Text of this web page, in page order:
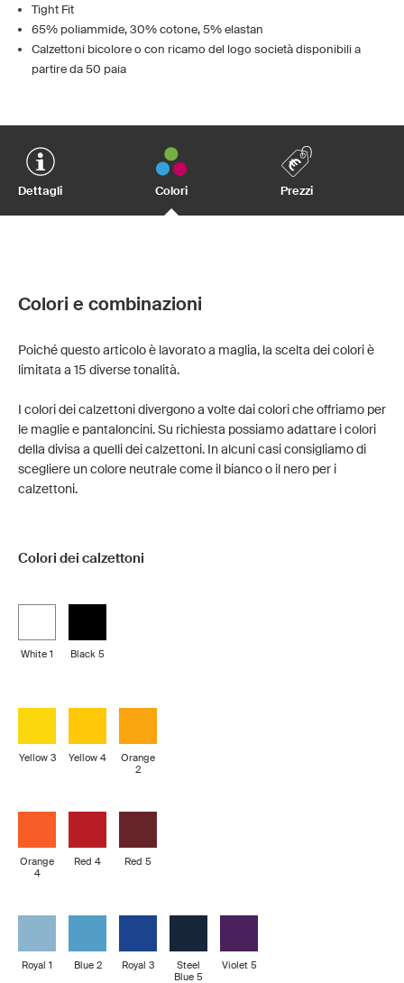
Tight Fit
65% poliammide, 30% cotone, 5% elastan
Calzettoni bicolore o con ricamo del logo società disponibili a
partire da 50 paia
Dettagli Colori Prezzi
Colori e combinazioni
Poiché questo articolo è lavorato a maglia, la scelta dei colori è
limitata a 15 diverse tonalità.
I colori dei calzettoni divergono a volte dai colori che offriamo per
le maglie e pantaloncini. Su richiesta possiamo adattare i colori
della divisa a quelli dei calzettoni. In alcuni casi consigliamo di
scegliere un colore neutrale come il bianco o il nero per i
calzettoni.
Colori dei calzettoni
White 1 Black 5
Yellow 3 Yellow 4
Orange
2
Orange
4
Red 4 Red 5
Royal 1 Blue 2 Royal 3
Steel
Blue 5
Violet 5